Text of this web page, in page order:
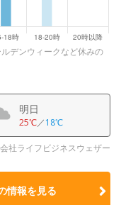
デンウィークなど休みの
明日
25℃／18℃
社ライフビジネスウェザー
情報を見る